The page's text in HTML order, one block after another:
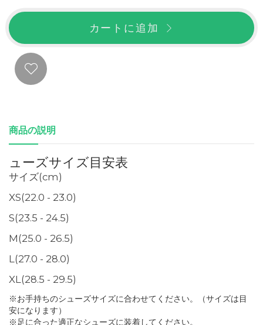
カートに追加
商品の説明
ューズサイズ目安表
サイズ(cm)
XS(22.0 - 23.0)
S(23.5 - 24.5)
M(25.0 - 26.5)
L(27.0 - 28.0)
XL(28.5 - 29.5)
※お手持ちのシューズサイズに合わせてください。（サイズは目
安になります）
※足に合った適正なシューズに装着してください。